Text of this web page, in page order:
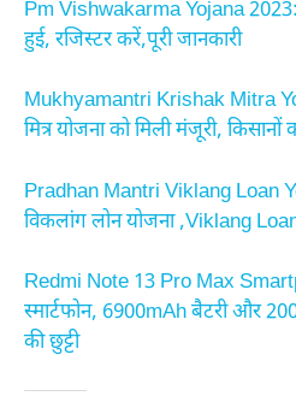
Pm Vishwakarma Yojana 2023:
हुई, रजिस्टर करें,पूरी जानकारी
Mukhyamantri Krishak Mitra
मित्र योजना को मिली मंजूरी, किसानों
Pradhan Mantri Viklang Loan
विकलांग लोन योजना ,Viklang
Redmi Note 13 Pro Max
स्मार्टफोन, 6900mAh बैटरी और
की छुट्टी